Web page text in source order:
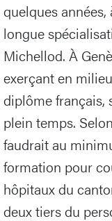
quelques
longue
Michellod. À
exerçant en
diplôme français,
plein temps.
faudrait au
formation pour
hôpitaux du
deux tiers du